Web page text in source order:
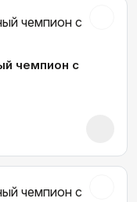
чемпион с